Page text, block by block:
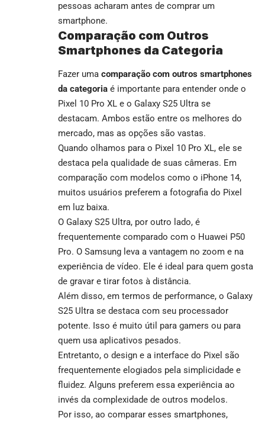
pessoas acharam antes de comprar um
smartphone.
Comparação com Outros
Smartphones da Categoria
Fazer uma comparação com outros smartphones
da categoria é importante para entender onde o
Pixel 10 Pro XL e o Galaxy S25 Ultra se
destacam. Ambos estão entre os melhores do
mercado, mas as opções são vastas.
Quando olhamos para o Pixel 10 Pro XL, ele se
destaca pela qualidade de suas câmeras. Em
comparação com modelos como o iPhone 14,
muitos usuários preferem a fotografia do Pixel
em luz baixa.
O Galaxy S25 Ultra, por outro lado, é
frequentemente comparado com o Huawei P50
Pro. O Samsung leva a vantagem no zoom e na
experiência de vídeo. Ele é ideal para quem gosta
de gravar e tirar fotos à distância.
Além disso, em termos de performance, o Galaxy
S25 Ultra se destaca com seu processador
potente. Isso é muito útil para gamers ou para
quem usa aplicativos pesados.
Entretanto, o design e a interface do Pixel são
frequentemente elogiados pela simplicidade e
fluidez. Alguns preferem essa experiência ao
invés da complexidade de outros modelos.
Por isso, ao comparar esses smartphones,